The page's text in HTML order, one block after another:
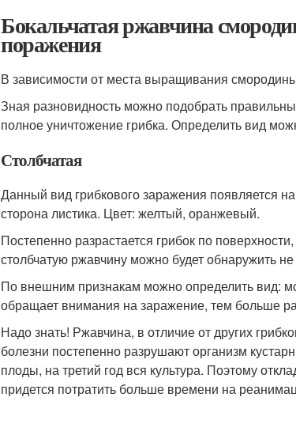
Бокальчатая ржавчина
поражения
В зависимости от места выращивания
Зная разновидность можно подобрать
полное уничтожение грибка. Определить вид
Столбчатая
Данный вид грибкового заражения появляется
сторона листика. Цвет: желтый, оранжевый.
Постепенно разрастается грибок по
столбчатую ржавчину можно будет обнаружить
По внешним признакам можно определить вид:
обращает внимания на заражение, тем больше
Надо знать! Ржавчина, в отличие от других
болезни постепенно разрушают организм
плоды, на третий год вся культура. Поэтому
придется потратить больше времени на